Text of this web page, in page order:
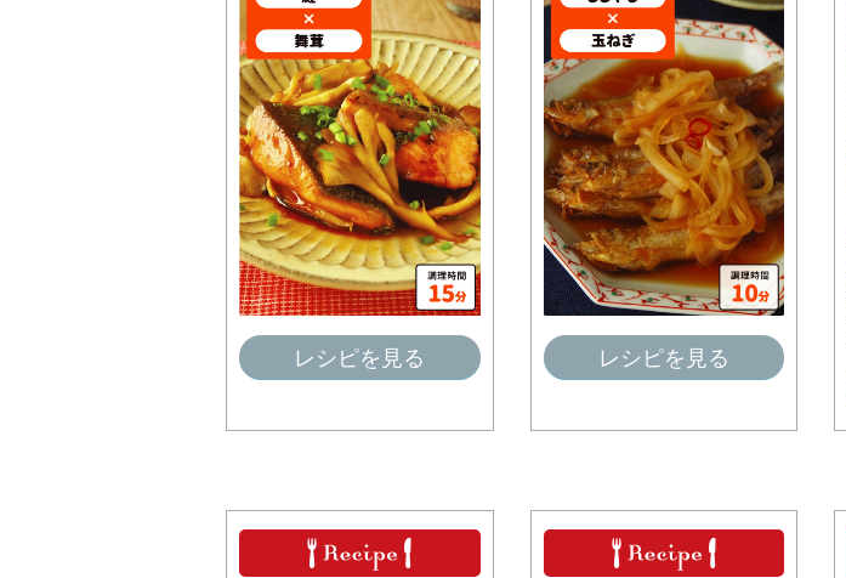
レシピを見る レシピを見る